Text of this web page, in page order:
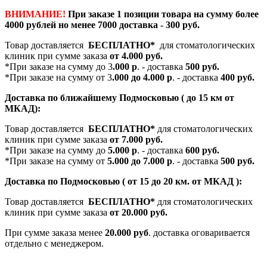
ВНИМАНИЕ! При заказе 1 позиции товара на сумму более
4000 рублей но менее 7000 доставка - 300 руб.
Товар доставляется БЕСПЛАТНО* для стоматологических
клиник при сумме заказа от 4.000 руб.
*При заказе на сумму до 3.000 р. - доставка 500 руб.
*При заказе на сумму от 3.000 до 4.000 р. - доставка 400 руб.
Доставка по ближайшему Подмосковью ( до 15 км от
МКАД):
Товар доставляется БЕСПЛАТНО* для стоматологических
клиник при сумме заказа от 7.000 руб.
*При заказе на сумму до 5.000 р. - доставка 600 руб.
*При заказе на сумму от 5.000 до 7.000 р. - доставка 500 руб.
Доставка по Подмосковью ( от 15 до 20 км. от МКАД ):
Товар доставляется БЕСПЛАТНО* для стоматологических
клиник при сумме заказа от 20.000 руб.
При сумме заказа менее 20.000 руб. доставка оговаривается
отдельно с менеджером.